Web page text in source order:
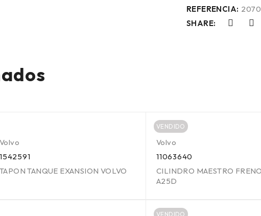
REFERENCIA:
SHARE:
Volvo
1542591
TAPON TANQUE EXANSION VOLVO
VENDIDO
Volvo
11063640
CILINDRO MAESTRO
A25D
VENDIDO